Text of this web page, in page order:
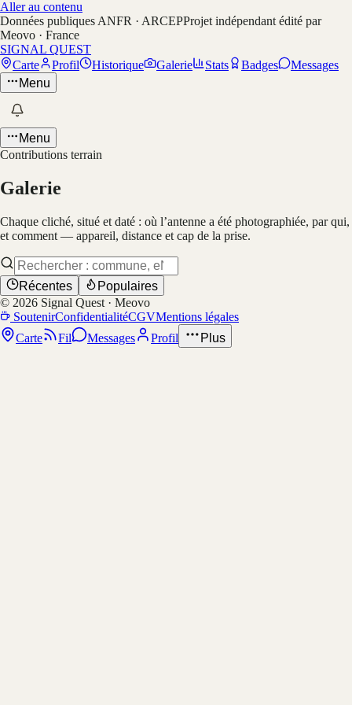
Aller au contenu
Données publiques ANFR · ARCEPProjet indépendant édité par
Meovo · France
SIGNAL QUEST
Carte
Profil Historique Galerie Stats Badges
Messages
Menu
Menu
Contributions terrain
Galerie
Chaque cliché, situé et daté : où l’antenne a été photographiée, par qui,
et comment — appareil, distance et cap de la prise.
Récentes
Populaires
© 2026 Signal Quest · Meovo
SoutenirConfidentialitéCGVMentions légales
Carte
Fil Messages Profil Plus